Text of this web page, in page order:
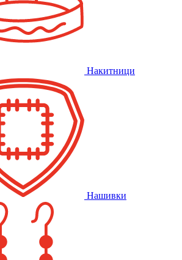
Накитници
Нашивки